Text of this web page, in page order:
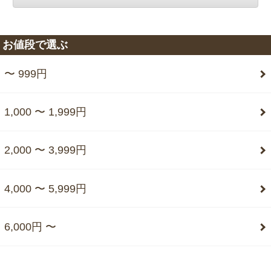
お値段で選ぶ
〜 999円
1,000 〜 1,999円
2,000 〜 3,999円
4,000 〜 5,999円
6,000円 〜